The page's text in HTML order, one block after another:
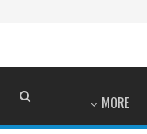
MORE